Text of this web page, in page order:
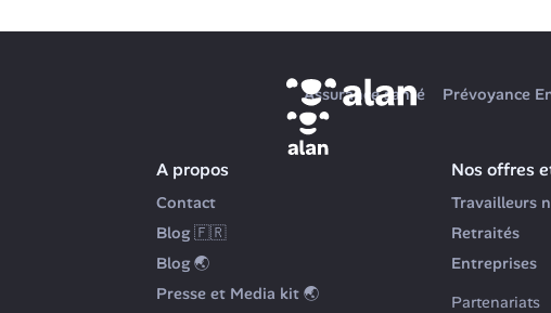
Assurance santé Prévoyance
A propos
Contact
Blog 🇫🇷
Blog 🌏
Presse et Media kit 🌏
Nos offres
Travailleurs
Retraités
Entreprises
Partenariats